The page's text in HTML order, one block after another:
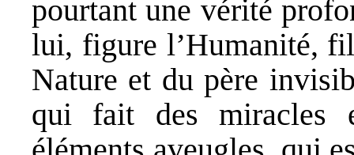
pourtant une vérité
lui, figure l’Humanité,
Nature et du père
qui fait des miracles